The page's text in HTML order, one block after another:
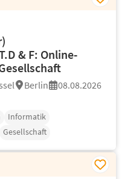
& F: Online-
Berlin
08.08.2026
Informatik
Gesellschaft